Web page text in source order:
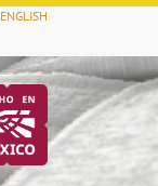
ENGLISH